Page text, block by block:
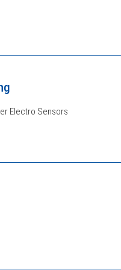
Electro Sensors